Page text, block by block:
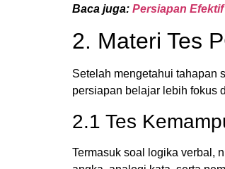
Baca juga: Persiapan
2. Materi Tes
Setelah mengetahui tahapan
persiapan belajar lebih fokus
2.1 Tes
Termasuk soal logika verbal,